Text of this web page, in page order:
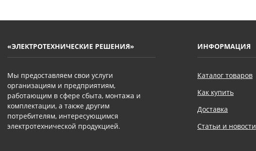
«ЭЛЕКТРОТЕХНИЧЕСКИЕ РЕШЕНИЯ»
Мы предоставляем свои услуги
организациям и предприятиям,
работающим в сфере сбыта, монтажа и
комплектации, а также другим
потребителям, интересующимся
электротехнической продукцией.
ИНФОРМАЦИЯ
Каталог товаров
Как купить
Доставка
Статьи и новости